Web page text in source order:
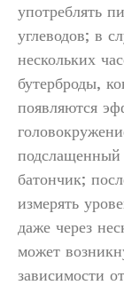
употреблять
углеводов; в
нескольких
бутерброды,
появляются
подслащенный
батончик;
измерять
даже через
может
зависимости